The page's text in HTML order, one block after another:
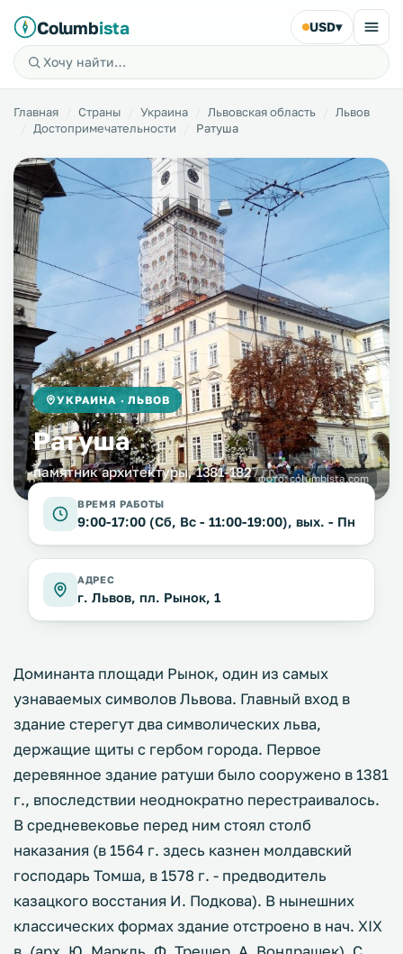
Columbista USD▾
Главная Страны Украина Львовская область
Львов
Достопримечательности
Ратуша
УКРАИНА · ЛЬВОВ
Ратуша
памятник архитектуры, 1381-1827 гг.
фото:columbista.com
ВРЕМЯ РАБОТЫ
9:00-17:00 (Сб, Вс - 11:00-19:00), вых. - Пн
АДРЕС
г. Львов, пл. Рынок, 1
Доминанта площади Рынок, один из самых
узнаваемых символов Львова. Главный вход в
здание стерегут два символических льва,
держащие щиты с гербом города. Первое
деревянное здание ратуши было сооружено в 1381
г., впоследствии неоднократно перестраивалось.
В средневековье перед ним стоял столб
наказания (в 1564 г. здесь казнен молдавский
господарь Томша, в 1578 г. - предводитель
казацкого восстания И. Подкова). В нынешних
классических формах здание отстроено в нач. XIX